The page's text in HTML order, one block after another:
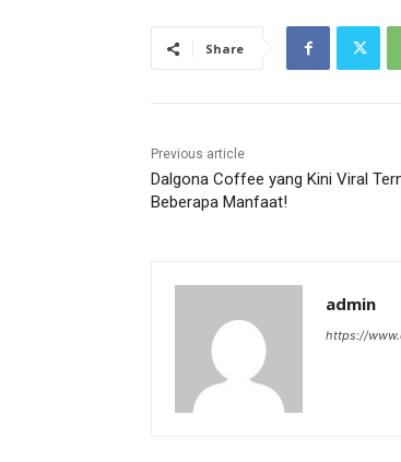
Share
Previous article
Dalgona Coffee yang Kini Viral
Beberapa Manfaat!
admin
https://